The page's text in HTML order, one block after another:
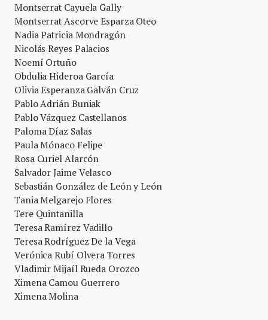
Montserrat Cayuela Gally
Montserrat Ascorve Esparza Oteo
Nadia Patricia Mondragón
Nicolás Reyes Palacios
Noemí Ortuño
Obdulia Hideroa García
Olivia Esperanza Galván Cruz
Pablo Adrián Buniak
Pablo Vázquez Castellanos
Paloma Díaz Salas
Paula Mónaco Felipe
Rosa Curiel Alarcón
Salvador Jaime Velasco
Sebastián González de León y León
Tania Melgarejo Flores
Tere Quintanilla
Teresa Ramírez Vadillo
Teresa Rodríguez De la Vega
Verónica Rubí Olvera Torres
Vladimir Mijaíl Rueda Orozco
Ximena Camou Guerrero
Ximena Molina